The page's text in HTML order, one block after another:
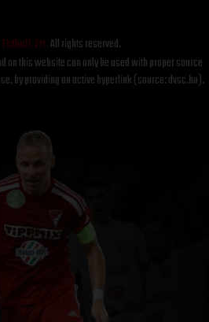
Futball Zrt.All rights reserved.
on this website can only be used with proper source
by providing an active hyperlink (source: dvsc.hu).